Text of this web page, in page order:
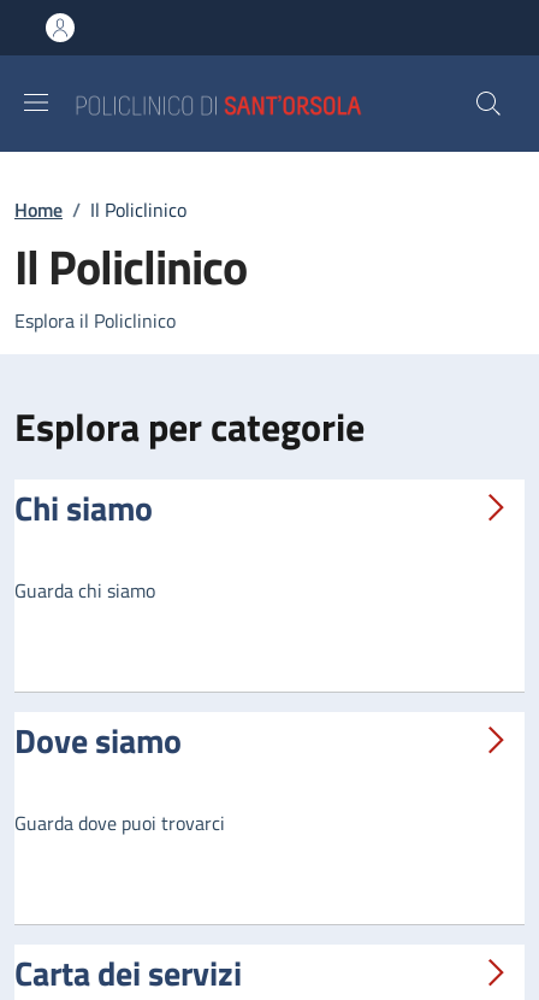
al contenuto principale
to footer content
Briciole di pane
Home / Il Policlinico
Il Policlinico
Esplora il Policlinico
Esplora per categorie
Chi siamo
Guarda chi siamo
Dove siamo
Guarda dove puoi trovarci
Carta dei servizi